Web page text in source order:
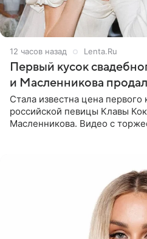
12 часов назад Lenta.Ru
Первый кусок
и Масленникова
Стала известна цена первого
российской певицы Клавы
Масленникова. Видео с